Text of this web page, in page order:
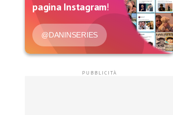
pagina Instagram!
@DANINSERIES